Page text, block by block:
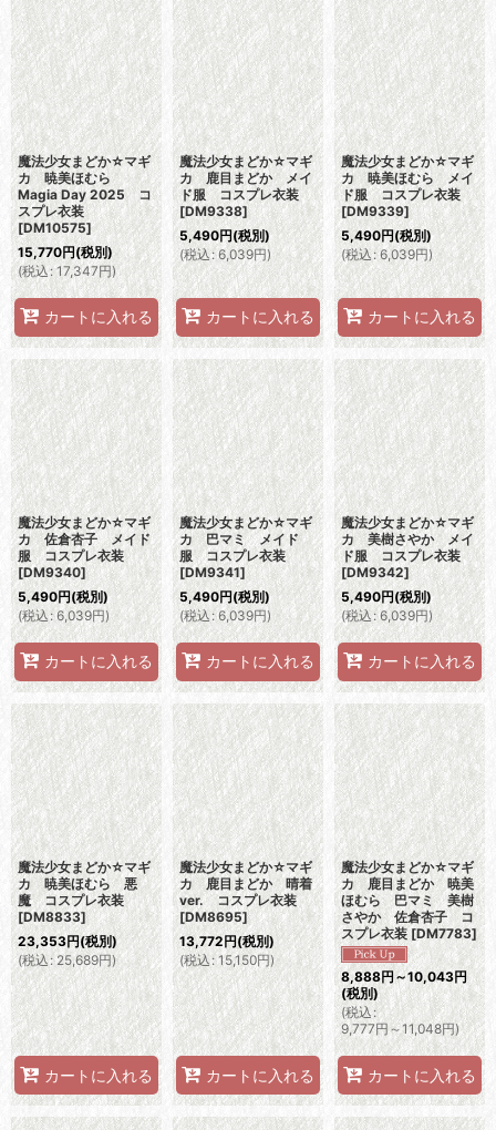
魔法少女まどか☆マギ
カ 暁美ほむら
Magia Day 2025 コ
スプレ衣装
[DM10575]
15,770円(税別)
(税込: 17,347円)
カートに入れる
魔法少女まどか☆マギ
カ 鹿目まどか メイ
ド服 コスプレ衣装
[DM9338]
5,490円(税別)
(税込: 6,039円)
カートに入れる
魔法少女まどか☆マギ
カ 暁美ほむら メイ
ド服 コスプレ衣装
[DM9339]
5,490円(税別)
(税込 : 6,039円)
カートに入れる
魔法少女まどか☆マギ
カ 佐倉杏子 メイド
服 コスプレ衣装
[DM9340]
5,490円(税別)
(税込: 6,039円)
カートに入れる
魔法少女まどか☆マギ
カ 巴マミ メイド
服 コスプレ衣装
[DM9341]
5,490円(税別)
(税込 : 6,039円)
カートに入れる
魔法少女まどか☆マギ
カ 美樹さやか メイ
ド服 コスプレ衣装
[DM9342]
5,490円(税別)
(税込 : 6,039円)
カートに入れる
魔法少女まどか☆マギ
カ 暁美ほむら 悪
魔 コスプレ衣装
[DM8833]
23,353円(税別)
(税込: 25,689円)
カートに入れる
魔法少女まどか☆マギ
カ 鹿目まどか 晴着
ver. コスプレ衣装
[DM8695]
13,772円(税別)
(税込 : 15,150円)
カートに入れる
魔法少女まどか☆マギ
カ 鹿目まどか 暁美
ほむら 巴マミ 美樹
さやか 佐倉杏子 コ
スプレ衣装 [DM7783]
8,888円 ～10,043円
(税別)
(税込:
9,777円～11,048円)
カートに入れる